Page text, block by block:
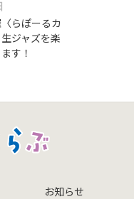
らぽーるカ
ジャズを楽
す！
お知らせ